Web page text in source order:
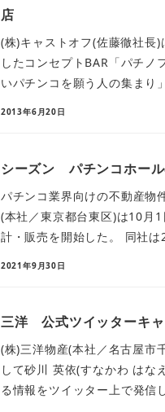
店
(株)キャストオフ(佐藤徹社長
したコンセプトBAR「パチノ
いパチンコを願う人の集ま
2013年6月20日
シーズン パチンコホー
パチンコ業界向けの不動産物
(本社／東京都台東区)は10月
計・販売を開始した。 同社
2021年9月30日
三洋 公式ツイッターキ
(株)三洋物産(本社／名古屋市
して砂川 英依(すなかわ はな
る情報をツイッター上で発信